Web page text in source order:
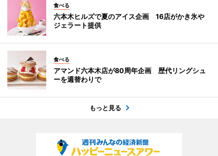
食べる
六本木ヒルズで夏のアイス企画 16店がかき氷や
ジェラート提供
食べる
アマンド六本木店が80周年企画 歴代リングシュ
ーを週替わりで
もっと見る